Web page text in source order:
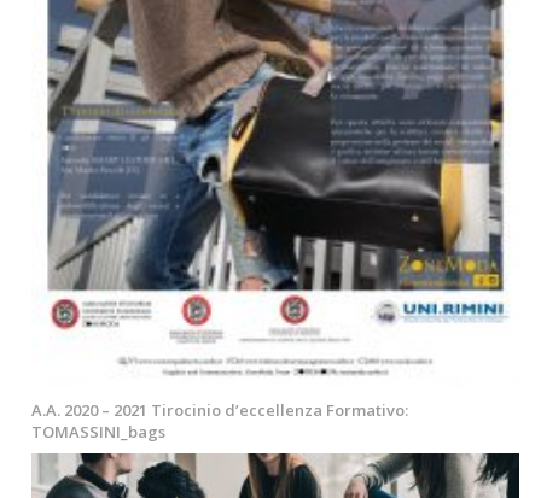
A.A. 2020 – 2021 Tirocinio d’eccellenza Formativo:
TOMASSINI_bags